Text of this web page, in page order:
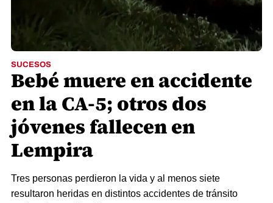
SUCESOS
Bebé muere en accidente
en la CA-5; otros dos
jóvenes fallecen en
Lempira
Tres personas perdieron la vida y al menos siete
resultaron heridas en distintos accidentes de tránsito